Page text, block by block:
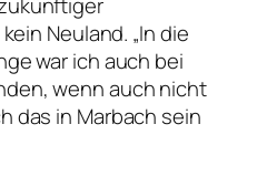
Neuland. „In die
war ich auch bei
wenn auch nicht
das in Marbach sein